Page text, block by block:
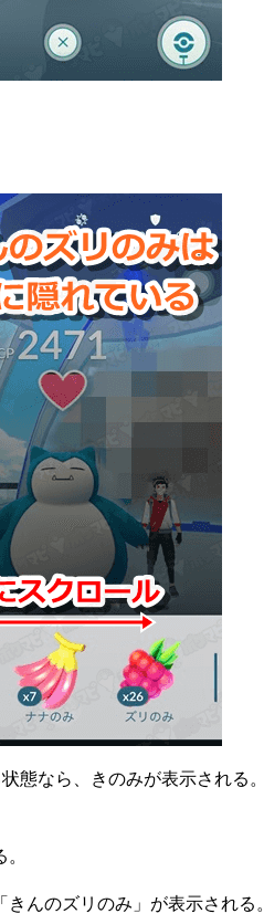
態なら、きのみが表示される。
んのズリのみ」が表示される。